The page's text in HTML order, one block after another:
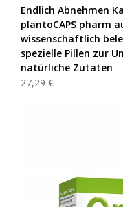
Endlich Abnehmen
plantoCAPS pharm
wissenschaftlich
spezielle Pillen zur
natürliche Zutaten
27,29 €